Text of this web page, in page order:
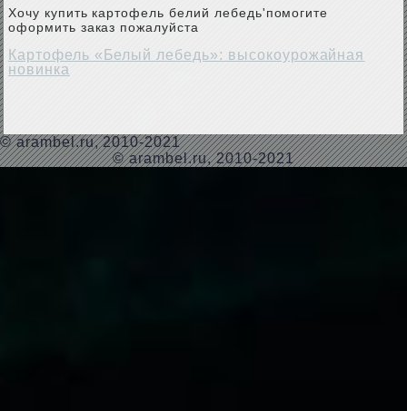
Хочу купить картофель белий лебедь'помогите
оформить заказ пожалуйста
Картофель «Белый лебедь»: высокоурожайная
новинка
© arambel.ru, 2010-2021
© arambel.ru, 2010-2021